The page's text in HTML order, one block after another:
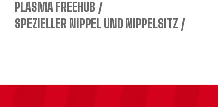
PLASMA FREEHUB
SPEZIELLER NIPPEL UND NIPPELSITZ